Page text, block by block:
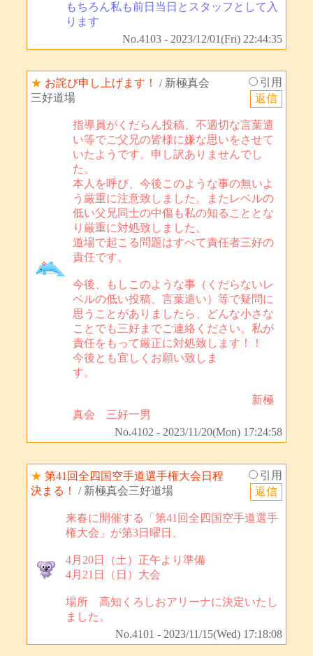
もちろん私も前日当日とスタッフとして入
ります
No.4103 - 2023/12/01(Fri) 22:44:35
★ お詫び申し上げます！
/ 新極真会
三好道場
引用
指導員がくだらん投稿、不適切な言葉遣
い等でご父兄の皆様に嫌な思いをさせて
いたようです。申し訳ありませんでし
た。
本人を呼び、今後このような事の無いよ
う厳重に注意致しました。またレベルの
低い父兄同士の中傷も私の知ることとな
り厳重に対処致しました。
道場で起こる問題はすべて責任者三好の
責任です。
今後、もしこのような事（くだらないレ
ベルの低い投稿、言葉遣い）等で疑問に
思うことがありましたら、どんな小さな
ことでも三好までご連絡ください。私が
責任をもって厳正に対処致します！！
今後とも宜しくお願い致しま
す。
新極
真会 三好一男
No.4102 - 2023/11/20(Mon) 17:24:58
★ 第41回全四国空手道選手権大会日程
決まる！
/ 新極真会三好道場
引用
来春に開催する「第41回全四国空手道選手
権大会」が第3日曜日、
4月20日（土）正午より準備
4月21日（日）大会
場所 高知くろしおアリーナに決定いたし
ました。
No.4101 - 2023/11/15(Wed) 17:18:08